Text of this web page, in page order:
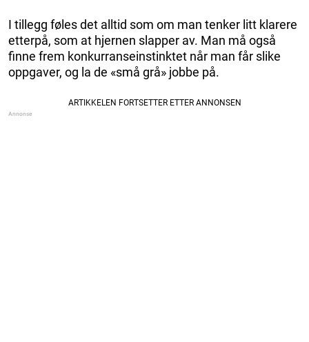
I tillegg føles det alltid som om man tenker litt klarere
etterpå, som at hjernen slapper av. Man må også
finne frem konkurranseinstinktet når man får slike
oppgaver, og la de «små grå» jobbe på.